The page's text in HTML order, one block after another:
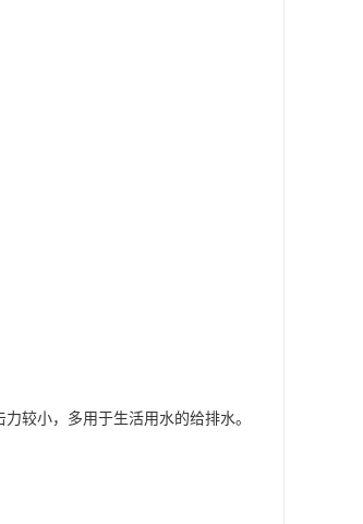
较小，多用于生活用水的给排水。